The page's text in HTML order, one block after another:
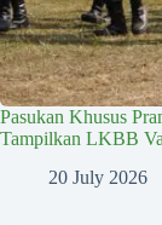
Pasukan Khusus
Tampilkan LKBB
20 July 2026